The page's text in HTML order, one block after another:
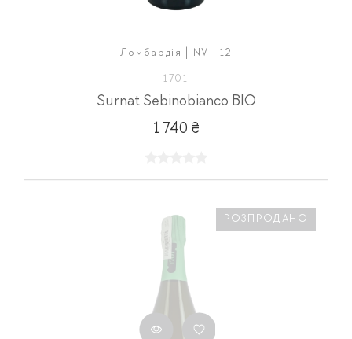
Ломбардія | NV | 12
1701
Surnat Sebinobianco BIO
1 740 ₴
РОЗПРОДАНО